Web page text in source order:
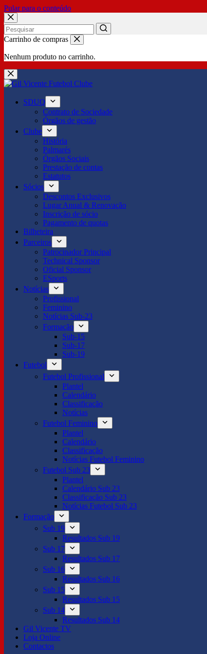
Pular para o conteúdo
No
Carrinho de compras
Nenhum produto no carrinho.
SDUQ
Contrato de Sociedade
Órgãos de gestão
Clube
História
Palmarés
Órgãos Sociais
Prestação de contas
Estatutos
Sócios
Descontos Exclusivos
Lugar Anual & Renovação
Inscrição de sócio
Pagamento de quotas
Bilheteira
Parceiros
Patrocinador Principal
Technical Sponsor
Oficial Sponsor
ESports
Notícias
Profissional
Feminino
Notícias Sub-23
Formação
Sub-15
Sub-17
Sub-19
Futebol
Futebol Profissional
Plantel
Calendário
Classificação
Notícias
Futebol Feminino
Plantel
Calendário
Classificação
Notícias Futebol Feminino
Futebol Sub 23
Plantel
Calendário Sub 23
Classificação Sub 23
Notícias Futebol Sub 23
Formação
Sub 19
Resultados Sub 19
Sub 17
Resultados Sub 17
Sub 16
Resultados Sub 16
Sub 15
Resultados Sub 15
Sub 14
Resultados Sub 14
Gil Vicente TV
Loja Online
Contactos